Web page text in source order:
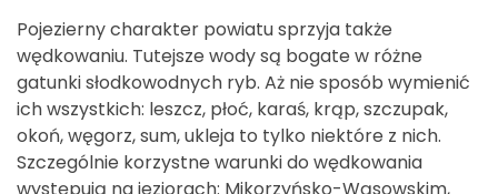
Pojezierny charakter powiatu sprzyja także
wędkowaniu. Tutejsze wody są bogate w różne
gatunki słodkowodnych ryb. Aż nie sposób wymienić
ich wszystkich: leszcz, płoć, karaś, krąp, szczupak,
okoń, węgorz, sum, ukleja to tylko niektóre z nich.
Szczególnie korzystne warunki do wędkowania